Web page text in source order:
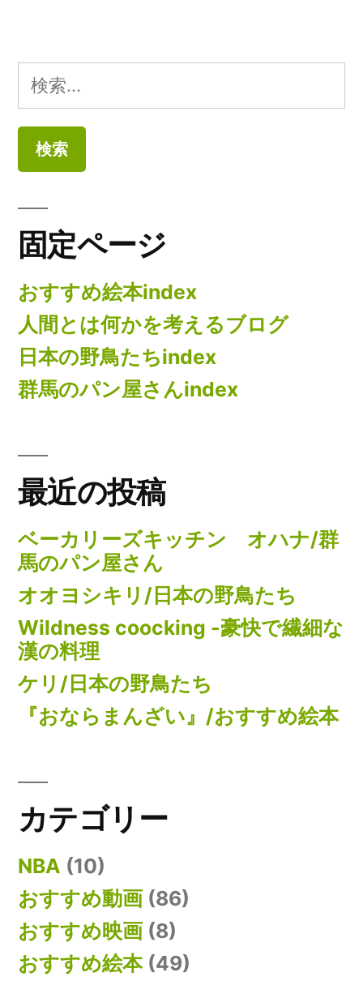
検
索:
固定ページ
おすすめ絵本index
人間とは何かを考えるブログ
日本の野鳥たちindex
群馬のパン屋さんindex
最近の投稿
ベーカリーズキッチン オハナ/群
馬のパン屋さん
オオヨシキリ/日本の野鳥たち
Wildness coocking -豪快で繊細な
漢の料理
ケリ/日本の野鳥たち
『おならまんざい』/おすすめ絵本
カテゴリー
NBA (10)
おすすめ動画 (86)
おすすめ映画 (8)
おすすめ絵本(49)